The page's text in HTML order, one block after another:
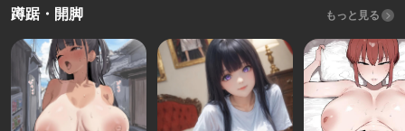
蹲踞・開脚 もっと見る